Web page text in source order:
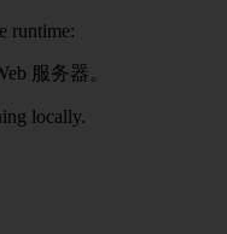
runtime:
服务器。
locally.